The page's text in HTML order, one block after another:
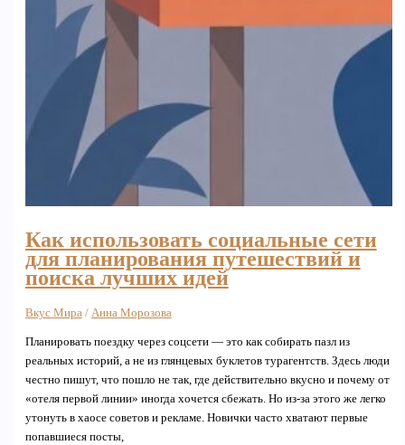
Как использовать социальные сети
для планирования путешествий и
поиска лучших идей
Вкус Мира/ Анна Морозова
Планировать поездку через соцсети — это как собирать пазл из
реальных историй, а не из глянцевых буклетов турагентств. Здесь люди
честно пишут, что пошло не так, где действительно вкусно и почему от
«отеля первой линии» иногда хочется сбежать. Но из-за этого же легко
утонуть в хаосе советов и рекламе. Новички часто хватают первые
попавшиеся посты,